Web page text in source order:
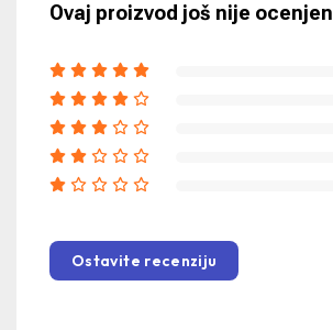
Ovaj proizvod još nije ocenjen
Ostavite recenziju